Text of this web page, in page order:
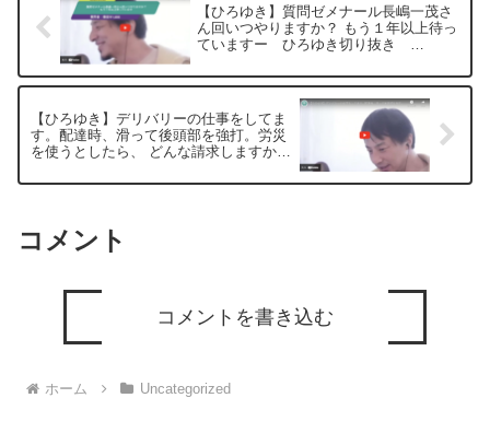
【ひろゆき】質問ゼメナール長嶋一茂さ
ん回いつやりますか？ もう１年以上待っ
ていますー ひろゆき切り抜き
【ひろゆき】デリバリーの仕事をしてま
す。配達時、滑って後頭部を強打。労災
を使うとしたら、 どんな請求しますか?
コメント
コメントを書き込む
ホーム Uncategorized